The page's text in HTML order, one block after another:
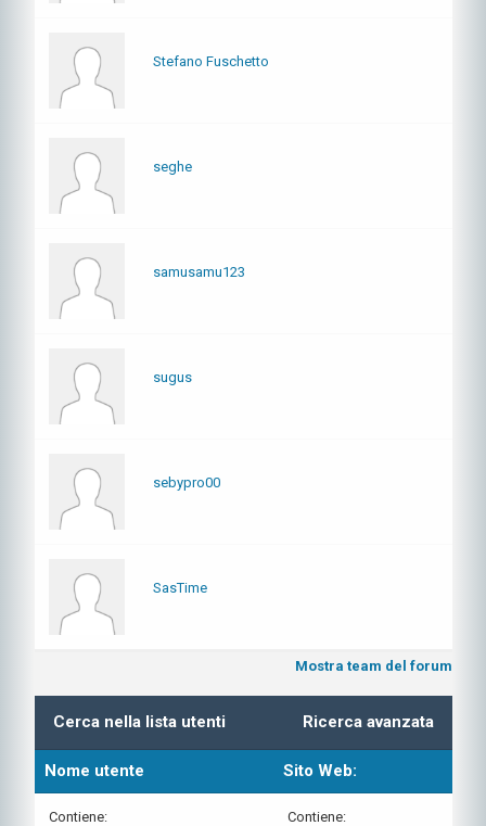
Stefano Fuschetto
seghe
samusamu123
sugus
sebypro00
SasTime
Mostra team del forum
Ricerca avanzata
Cerca nella lista utenti
Nome utente Sito Web:
Contiene:
Contiene: